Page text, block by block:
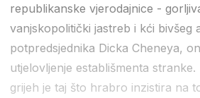
republikanske vjerodajnice -
vanjskopolitički jastreb i kći bivšeg
potpredsjednika Dicka Cheneya,
utjelovljenje establišmenta
grijeh je taj što hrabro inzistira na